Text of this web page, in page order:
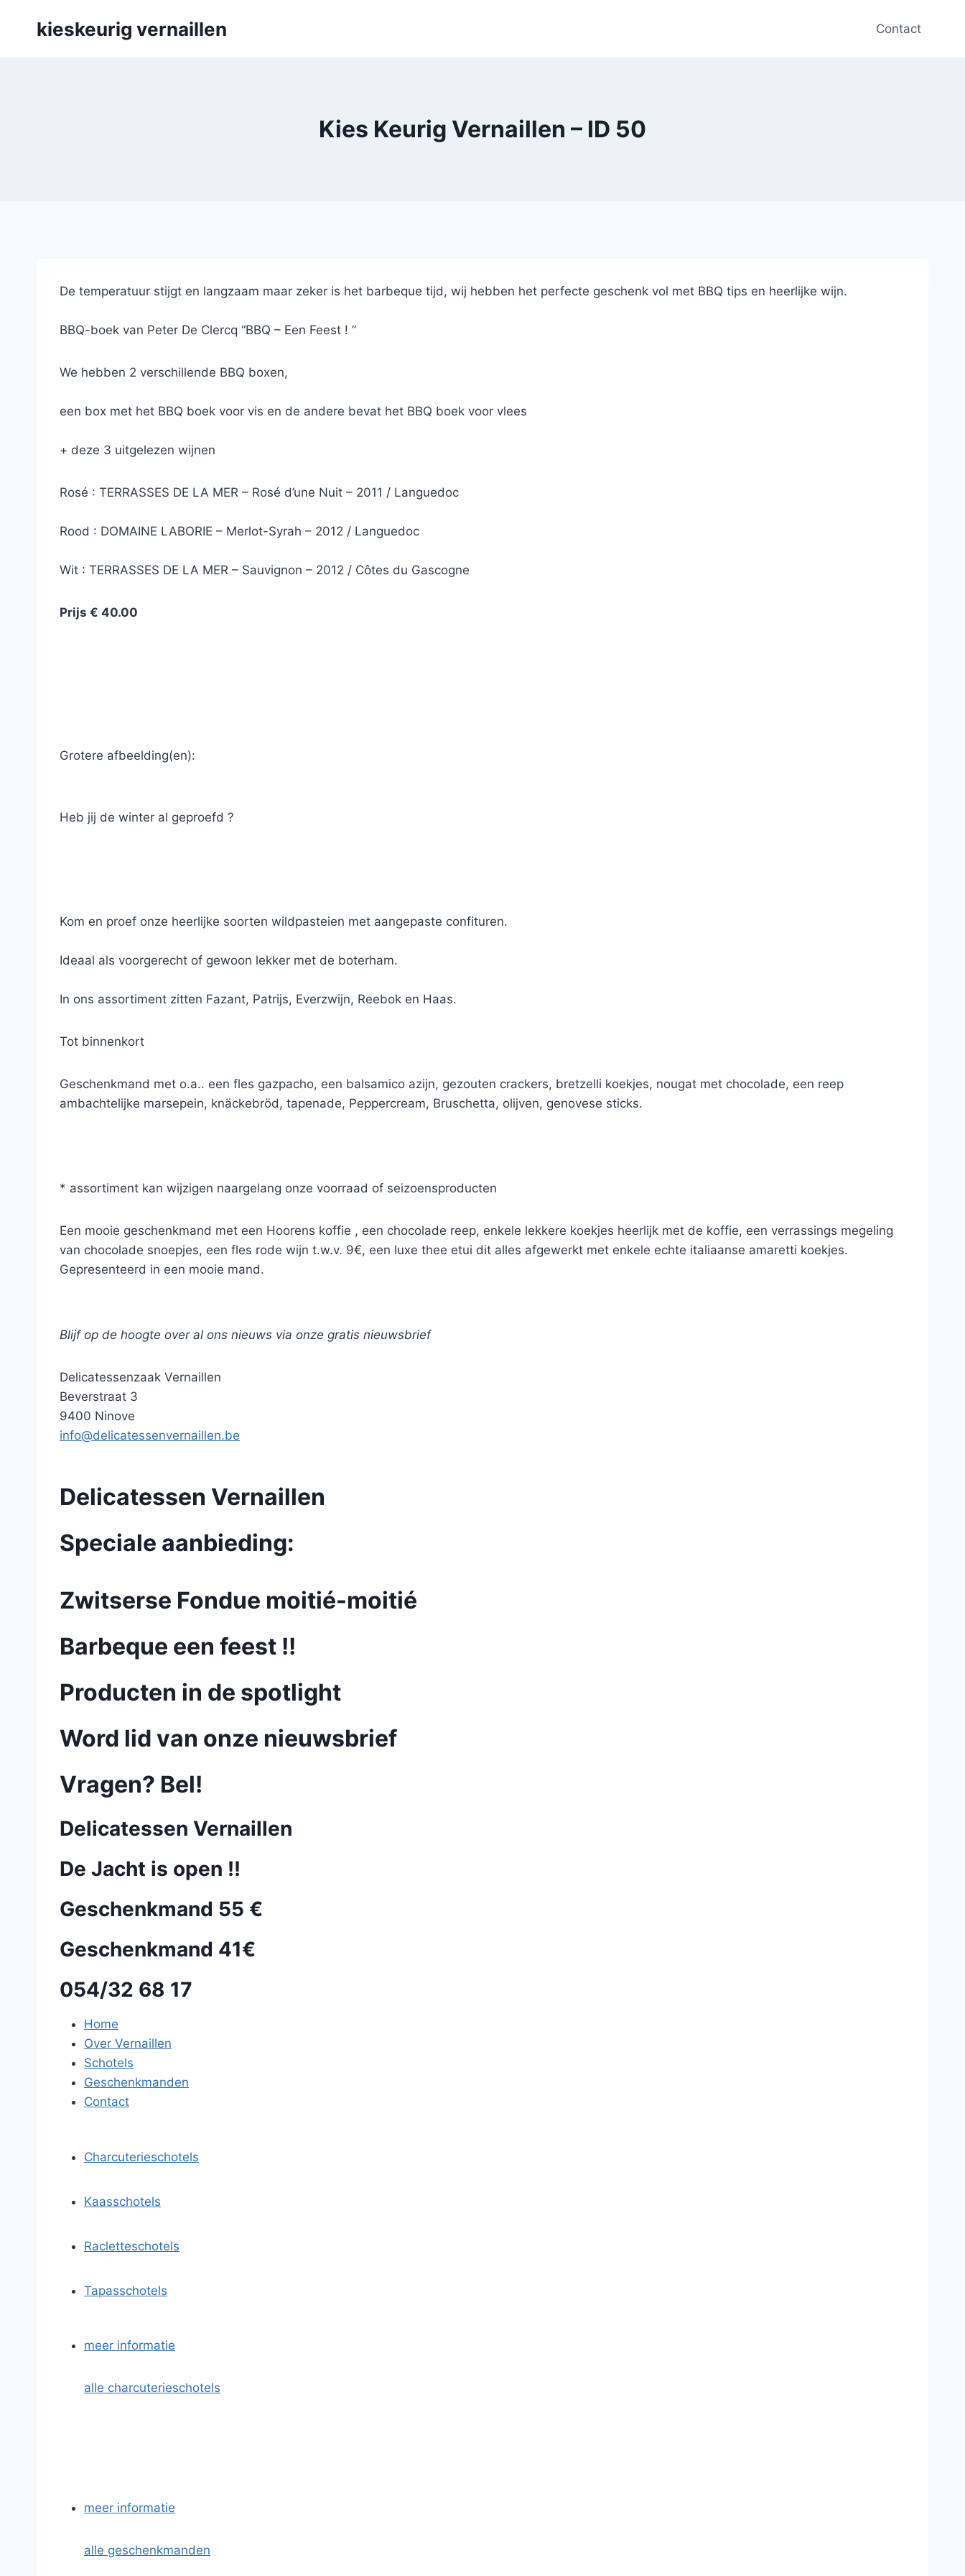
kieskeurig vernaillen Contact
Kies Keurig Vernaillen – ID 50
De temperatuur stijgt en langzaam maar zeker is het barbeque tijd, wij hebben het perfecte geschenk vol met BBQ tips en heerlijke wijn.
BBQ-boek van Peter De Clercq “BBQ – Een Feest ! ”
We hebben 2 verschillende BBQ boxen,
een box met het BBQ boek voor vis en de andere bevat het BBQ boek voor vlees
+ deze 3 uitgelezen wijnen
Rosé : TERRASSES DE LA MER – Rosé d’une Nuit – 2011 / Languedoc
Rood : DOMAINE LABORIE – Merlot-Syrah – 2012 / Languedoc
Wit : TERRASSES DE LA MER – Sauvignon – 2012 / Côtes du Gascogne
Prijs € 40.00
Grotere afbeelding(en):
Heb jij de winter al geproefd ?
Kom en proef onze heerlijke soorten wildpasteien met aangepaste confituren.
Ideaal als voorgerecht of gewoon lekker met de boterham.
In ons assortiment zitten Fazant, Patrijs, Everzwijn, Reebok en Haas.
Tot binnenkort
Geschenkmand met o.a.. een fles gazpacho, een balsamico azijn, gezouten crackers, bretzelli koekjes, nougat met chocolade, een reep
ambachtelijke marsepein, knäckebröd, tapenade, Peppercream, Bruschetta, olijven, genovese sticks.
* assortiment kan wijzigen naargelang onze voorraad of seizoensproducten
Een mooie geschenkmand met een Hoorens koffie , een chocolade reep, enkele lekkere koekjes heerlijk met de koffie, een verrassings megeling
van chocolade snoepjes, een fles rode wijn t.w.v. 9€, een luxe thee etui dit alles afgewerkt met enkele echte italiaanse amaretti koekjes.
Gepresenteerd in een mooie mand.
Blijf op de hoogte over al ons nieuws via onze gratis nieuwsbrief
Delicatessenzaak Vernaillen
Beverstraat 3
9400 Ninove
info@delicatessenvernaillen.be
Delicatessen Vernaillen
Speciale aanbieding:
Zwitserse Fondue moitié-moitié
Barbeque een feest !!
Producten in de spotlight
Word lid van onze nieuwsbrief
Vragen? Bel!
Delicatessen Vernaillen
De Jacht is open !!
Geschenkmand 55 €
Geschenkmand 41€
054/32 68 17
Home
Over Vernaillen
Schotels
Geschenkmanden
Contact
Charcuterieschotels
Kaasschotels
Racletteschotels
Tapasschotels
meer informatie
alle charcuterieschotels
meer informatie
alle geschenkmanden